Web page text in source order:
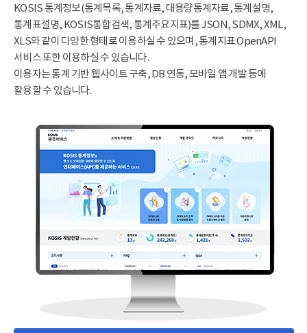
KOSIS 통계정보(통계목록, 통계자료, 대용량통계자료, 통계설명,
통계표설명, KOSIS통합검색, 통계주요지표)를 JSON, SDMX, XML,
XLS와 같이 다양한 형태로 이용하실 수 있으며, 통계지표 OpenAPI
서비스 또한 이용하실 수 있습니다.
이용자는 통계 기반 웹사이트 구축, DB 연동, 모바일 앱 개발 등에
활용할 수 있습니다.